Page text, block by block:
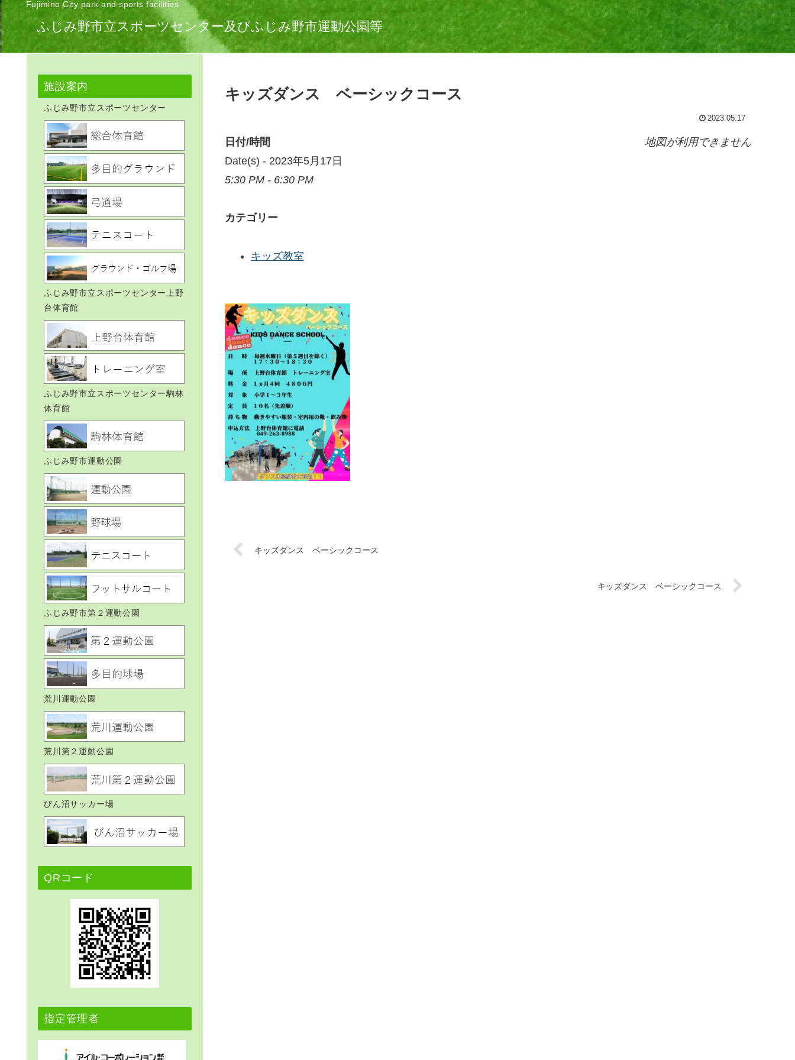
Fujimino City park and sports facilities
ふじみ野市立スポーツセンター及びふじみ野市運動公園等
施設案内
ふじみ野市立スポーツセンター
ふじみ野市立スポーツセンター上野
台体育館
ふじみ野市立スポーツセンター駒林
体育館
ふじみ野市運動公園
ふじみ野市第２運動公園
荒川運動公園
荒川第２運動公園
びん沼サッカー場
QRコード
指定管理者
キッズダンス ベーシックコース
2023.05.17
地図が利用できません
日付/時間
Date(s) - 2023年5月17日
5:30 PM - 6:30 PM
カテゴリー
キッズ教室
キッズダンス ベーシックコース
キッズダンス ベーシックコース